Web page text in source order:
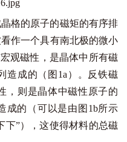
格的原子的磁矩的有序排
作一个具有南北极的微小
观磁性，是晶体中所有磁
造成的（图1a）。反铁磁
，则是晶体中磁性原子的
成的（可以是由图1b所示
下”），这使得材料的总磁